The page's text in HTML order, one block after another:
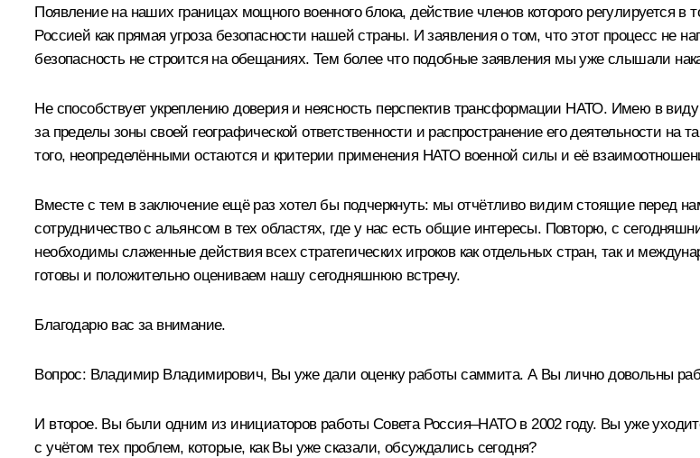
Появление на наших границах мощного военного блока, действие членов которого регулируется в
Россией как прямая угроза безопасности нашей страны. И заявления о том, что этот процесс не
безопасность не строится на обещаниях. Тем более что подобные заявления мы уже слышали
Не способствует укреплению доверия и неясность перспектив трансформации НАТО. Имею в
за пределы зоны своей географической ответственности и распространение его деятельности на
того, неопределёнными остаются и критерии применения НАТО военной силы и её
Вместе с тем в заключение ещё раз хотел бы подчеркнуть: мы отчётливо видим стоящие перед
сотрудничество с альянсом в тех областях, где у нас есть общие интересы. Повторю, с
необходимы слаженные действия всех стратегических игроков как отдельных стран, так и
готовы и положительно оцениваем нашу сегодняшнюю встречу.
Благодарю вас за внимание.
Вопрос: Владимир Владимирович, Вы уже дали оценку работы саммита. А Вы лично довольны
И второе. Вы были одним из инициаторов работы Совета Россия–НАТО в 2002 году. Вы уже
с учётом тех проблем, которые, как Вы уже сказали, обсуждались сегодня?